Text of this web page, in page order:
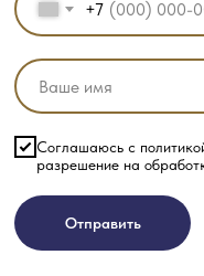
+7
Соглашаюсь с
разрешение на
Отправить